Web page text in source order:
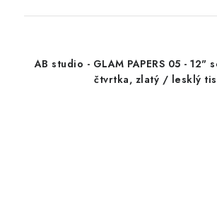
AB studio - GLAM PAPERS 05 - 12"
čtvrtka, zlatý / lesklý